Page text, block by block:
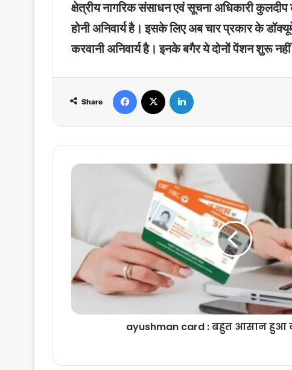
क्षेत्रीय नागरिक संसाधन एवं सूचना अधिकारी
होनी अनिवार्य है। इसके लिए अब चार प्रकार के
करवानी अनिवार्य है। इनके बगैर ये दोनों पेंशन शुरू नहीं
Share
Facebook
ayushman
बनाना
ayushman card : बहुत आसान हुआ